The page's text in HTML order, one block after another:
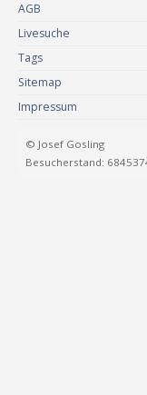
AGB
Livesuche
Tags
Sitemap
Impressum
© Josef Gosling
Besucherstand: